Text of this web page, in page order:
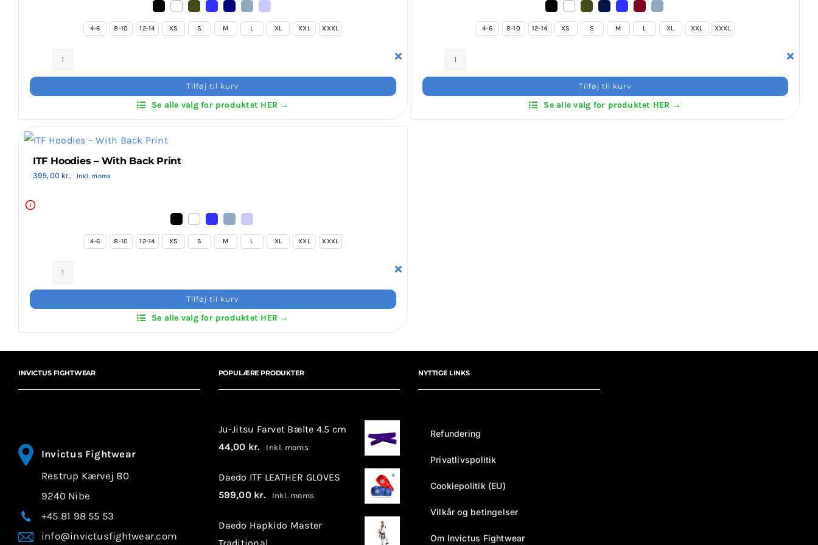
4-6 8-10 12-14 XS S M L XL XXL XXXL
–
Print
Tilføj til kurv
Se alle valg for produktet HER →
4-6 8-10 12-14 XS S M L XL XXL XXXL
–
Tilføj til kurv
Se alle valg for produktet HER →
ITF Hoodies – With Back Print
395,00kr. Inkl. moms
i
4-6 8-10 12-14 XS S M L XL XXL XXXL
–
Print
Tilføj til kurv
Se alle valg for produktet HER →
INVICTUS FIGHTWEAR
Invictus Fightwear
Restrup Kærvej 80
9240 Nibe
+45 81 98 55 53
info@invictusfightwear.com
POPULÆRE PRODUKTER
Ju-Jitsu Farvet Bælte 4.5 cm
44,00 kr. Inkl. moms
Daedo ITF LEATHER GLOVES
599,00 kr. Inkl. moms
Daedo Hapkido Master
NYTTIGE LINKS
Refundering
Privatlivspolitik
Cookiepolitik (EU)
Vilkår og betingelser
Om Invictus Fightwear